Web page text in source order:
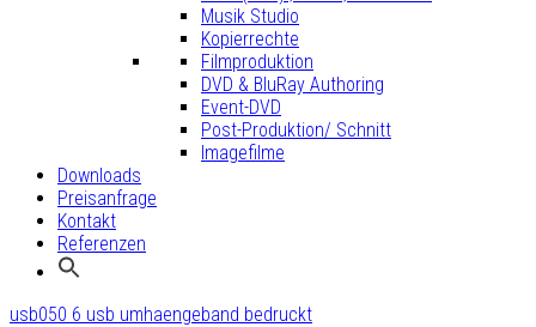
Musik Studio
Kopierrechte
Filmproduktion
DVD & BluRay Authoring
Event-DVD
Post-Produktion/ Schnitt
Imagefilme
Downloads
Preisanfrage
Kontakt
Referenzen
usb050 6 usb umhaengeband bedruckt